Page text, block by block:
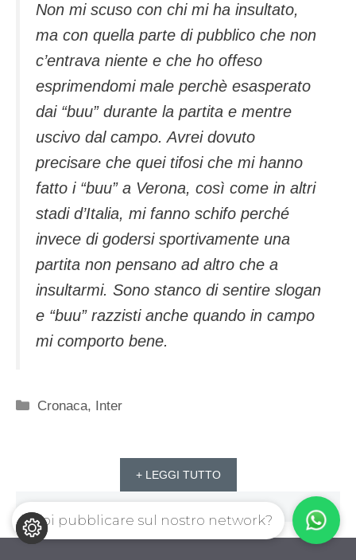
Non mi scuso con chi mi ha insultato,
ma con quella parte di pubblico che non
c’entrava niente e che ho offeso
esprimendomi male perchè esasperato
dai “buu” durante la partita e mentre
uscivo dal campo. Avrei dovuto
precisare che quei tifosi che mi hanno
fatto i “buu” a Verona, così come in altri
stadi d’Italia, mi fanno schifo perché
invece di godersi sportivamente una
partita non pensano ad altro che a
insultarmi. Sono stanco di sentire slogan
e “buu” razzisti anche quando in campo
mi comporto bene.
Categorie
Cronaca, Inter
+ LEGGI TUTTO
Vuoi pubblicare sul nostro network?